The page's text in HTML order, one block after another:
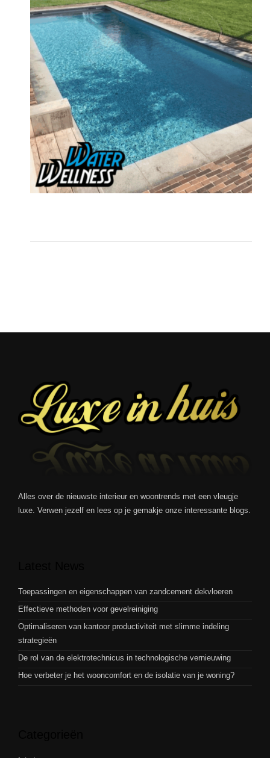
Alles over de nieuwste interieur en woontrends met een vleugje
luxe. Verwen jezelf en lees op je gemakje onze interessante blogs.
Toepassingen en eigenschappen van zandcement dekvloeren
Effectieve methoden voor gevelreiniging
Optimaliseren van kantoor productiviteit met slimme indeling
strategieën
De rol van de elektrotechnicus in technologische vernieuwing
Hoe verbeter je het wooncomfort en de isolatie van je woning?